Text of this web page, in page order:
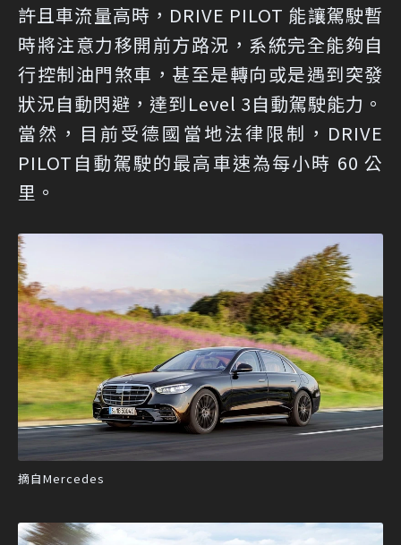
許且車流量高時，DRIVE PILOT 能讓駕駛暫
時將注意力移開前方路況，系統完全能夠自
行控制油門煞車，甚至是轉向或是遇到突發
狀況自動閃避，達到Level 3自動駕駛能力。
當然，目前受德國當地法律限制，DRIVE
PILOT自動駕駛的最高車速為每小時 60 公
里。
摘自Mercedes